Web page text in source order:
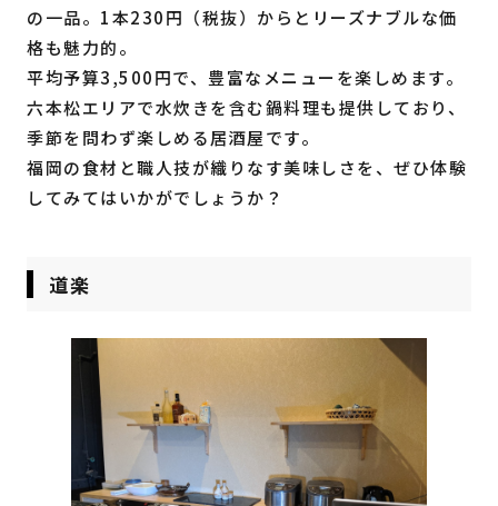
の一品。1本230円（税抜）からとリーズナブルな価
格も魅力的。
平均予算3,500円で、豊富なメニューを楽しめます。
六本松エリアで水炊きを含む鍋料理も提供しており、
季節を問わず楽しめる居酒屋です。
福岡の食材と職人技が織りなす美味しさを、ぜひ体験
してみてはいかがでしょうか？
道楽